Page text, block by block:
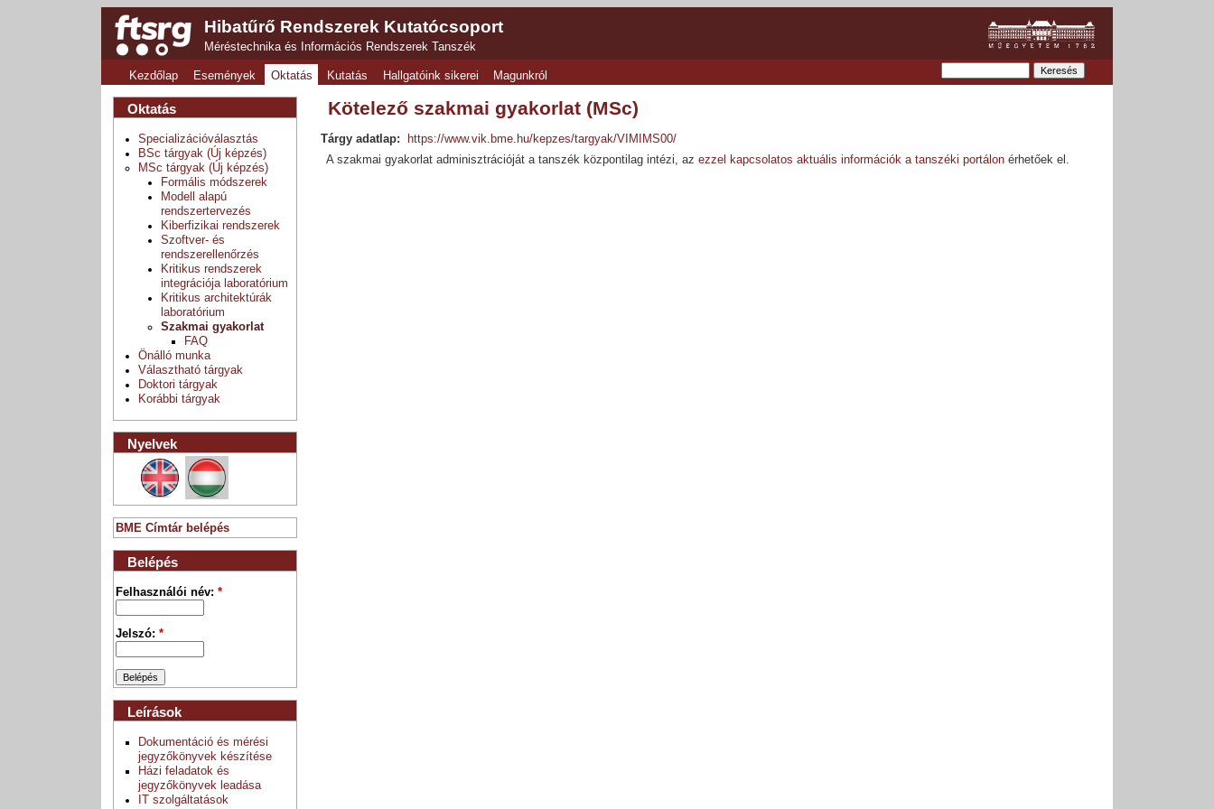
Hibatűrő Rendszerek Kutatócsoport
Méréstechnika és Információs Rendszerek Tanszék
Kezdőlap Események Oktatás Kutatás Hallgatóink sikerei Magunkról
Kötelező szakmai gyakorlat (MSc)
Tárgy adatlap:
https://www.vik.bme.hu/kepzes/targyak/VIMIMS00/
A szakmai gyakorlat adminisztrációját a tanszék központilag intézi, az ezzel kapcsolatos aktuális információk a tanszéki portálonérhetőek el.
Oktatás
Specializációválasztás
BSc tárgyak (Új képzés)
MSc tárgyak (Új képzés)
Formális módszerek
Modell alapú
rendszertervezés
Kiberfizikai rendszerek
Szoftver- és
rendszerellenőrzés
Kritikus rendszerek
integrációja laboratórium
Kritikus architektúrák
laboratórium
Szakmai gyakorlat
FAQ
Önálló munka
Választható tárgyak
Doktori tárgyak
Korábbi tárgyak
Nyelvek
BME Címtár belépés
Belépés
Felhasználói név:*
Jelszó:*
Leírások
Dokumentáció és mérési
jegyzőkönyvek készítése
Házi feladatok és
jegyzőkönyvek leadása
IT szolgáltatások